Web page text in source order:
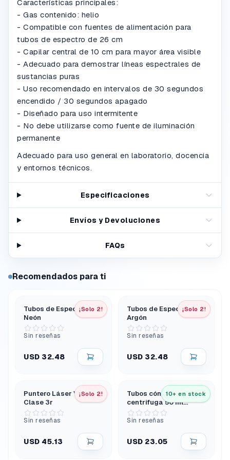
Características principales:
- Gas contenido: helio
- Compatible con fuentes de alimentación para
tubos de espectro de 26 cm
- Capilar central de 10 cm para mayor área visible
- Adecuado para demostrar líneas espectrales de
sustancias puras
- Uso recomendado en intervalos de 30 segundos
encendido / 30 segundos apagado
- Diseñado para uso intermitente
- No debe utilizarse como fuente de iluminación
permanente
Adecuado para uso general en laboratorio, docencia
y entornos técnicos.
Especificaciones
Envíos y Devoluciones
FAQs
Recomendados para ti
¡Solo 2!
Tubos de Espectro -
Neón
Sin reseñas
USD 32.48
¡Solo 2!
Tubos de Espectro -
Argón
Sin reseñas
USD 32.48
¡Solo 2!
Puntero Láser Verde
Clase 3r
Sin reseñas
USD 45.13
10+ en stock
Tubos cónicos de
centrífuga 50 ml
estériles en rack PK25
Sin reseñas
USD 23.05